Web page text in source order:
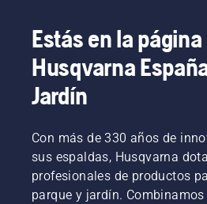
Estás en la página
Husqvarna
Jardín
Con más de 330 años de
sus espaldas, Husqvarna
profesionales de productos
parque y jardín.